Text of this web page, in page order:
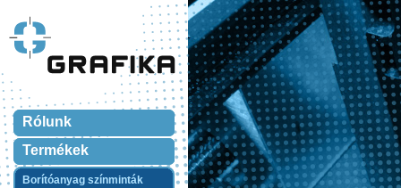
Rólunk
Termékek
Borítóanyag színminták